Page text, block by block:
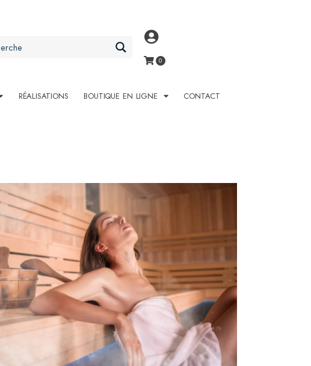
RÉALISATIONS BOUTIQUE EN LIGNE CONTACT